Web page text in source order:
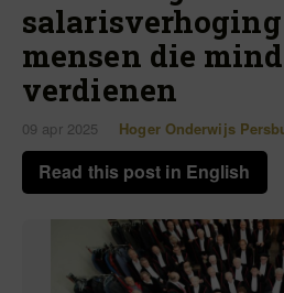
mensen die
verdienen
09 apr 2025 Hoger Onderwijs
Read this post in English